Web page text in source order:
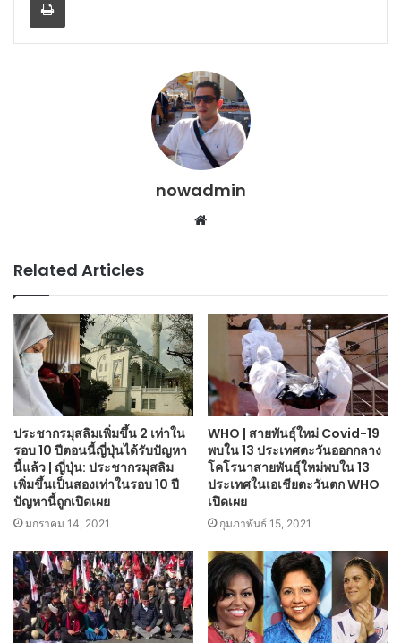
nowadmin
Website
Related Articles
ประชากรมุสลิมเพิ่มขึ้น 2 เท่าใน
รอบ 10 ปีตอนนี้ญี่ปุ่นได้รับปัญหา
นี้แล้ว | ญี่ปุ่น: ประชากรมุสลิม
เพิ่มขึ้นเป็นสองเท่าในรอบ 10 ปี
ปัญหานี้ถูกเปิดเผย
มกราคม 14, 2021
WHO | สายพันธุ์ใหม่ Covid-19
พบใน 13 ประเทศตะวันออกกลาง
โคโรนาสายพันธุ์ใหม่พบใน 13
ประเทศในเอเชียตะวันตก WHO
เปิดเผย
กุมภาพันธ์ 15, 2021